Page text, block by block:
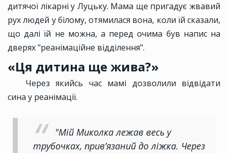
дитячої лікарні у Луцьку. Мама ще пригадує жвавий
рух людей у білому, отямилася вона, коли їй сказали,
що далі їй не можна, а перед очима був напис на
дверях "реанімаційне відділення".
«Ця дитина ще жива?»
Через якийсь час мамі дозволили відвідати
сина у реанімації.
"Мій Миколка лежав весь у
трубочках, прив’язаний до ліжка. Через